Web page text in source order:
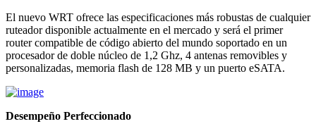
El nuevo WRT ofrece las especificaciones más robustas de cualquier
ruteador disponible actualmente en el mercado y será el primer
router compatible de código abierto del mundo soportado en un
procesador de doble núcleo de 1,2 Ghz, 4 antenas removibles y
personalizadas, memoria flash de 128 MB y un puerto eSATA.
Desempeño Perfeccionado